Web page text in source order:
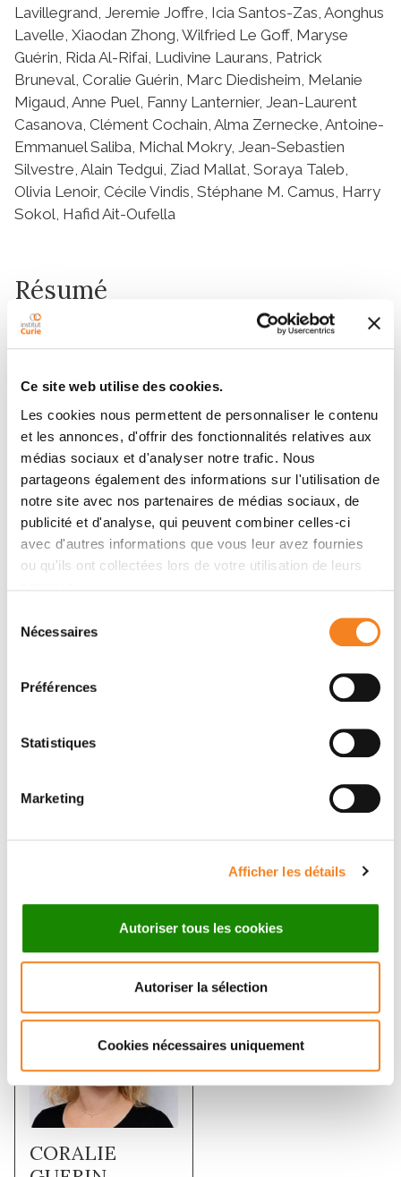
Ce site web utilise des cookies.
Les cookies nous permettent de personnaliser le contenu
et les annonces, d'offrir des fonctionnalités relatives aux
médias sociaux et d'analyser notre trafic. Nous
partageons également des informations sur l'utilisation de
notre site avec nos partenaires de médias sociaux, de
publicité et d'analyse, qui peuvent combiner celles-ci
avec d'autres informations que vous leur avez fournies
ou qu'ils ont collectées lors de votre utilisation de leurs
Nécessaires
Préférences
Statistiques
Marketing
Afficher les détails
Autoriser tous les cookies
Autoriser la sélection
Cookies nécessaires uniquement
Lavillegrand, Jeremie Joffre, Icia Santos-Zas, Aonghus
Lavelle, Xiaodan Zhong, Wilfried Le Goff, Maryse
Guérin, Rida Al-Rifai, Ludivine Laurans, Patrick
Bruneval, Coralie Guérin, Marc Diedisheim, Melanie
Migaud, Anne Puel, Fanny Lanternier, Jean-Laurent
Casanova, Clément Cochain, Alma Zernecke, Antoine-
Emmanuel Saliba, Michal Mokry, Jean-Sebastien
Silvestre, Alain Tedgui, Ziad Mallat, Soraya Taleb,
Olivia Lenoir, Cécile Vindis, Stéphane M. Camus, Harry
Sokol, Hafid Ait-Oufella
Résumé
Abstract
(CARD9) is a key signaling pathway in macrophages
Global deletion of
Apoe
hematopoietic deletion in
mice increases
atherosclerosis. The acceleration of atherosclerosis is
also observed in
Apoe Rag2-/- Card9
mice,
ruling out a role for the adaptive immune system in the
vascular phenotype ofCard9 deficient mice.Card9
deficiency alters macrophage phenotype through
susceptibility and defective autophagy. Rapamycin or
intracellular lipid overload, restore macrophage
survival and autophagy flux in vitro and finally abolish
vivo. Transcriptomic analysis of human
CARD9-
signature identified in murine models. In summary,
CARD9 is a key protective pathway in atherosclerosis,
Membres
CORALIE